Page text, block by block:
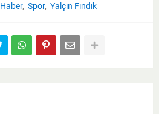
Spor Yalçın Fındık